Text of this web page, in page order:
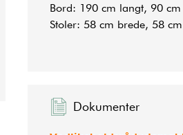
Bord: 190 cm langt, 90
Stoler: 58 cm brede, 58
Dokumenter